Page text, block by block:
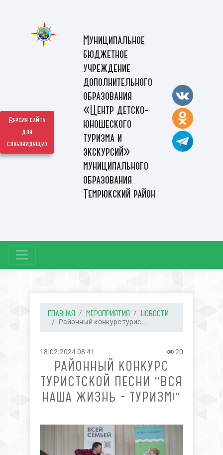
Версия сайта
для
слабовидящих
Муниципальное
бюджетное
учреждение
дополнительного
образования
«Центр детско-
юношеского
туризма и
экскурсий»
муниципального
образования
Темрюкский район
ГЛАВНАЯ МЕРОПРИЯТИЯ НОВОСТИ
Районный конкурс турис...
18.02.2024 08:41 20
РАЙОННЫЙ КОНКУРС
ТУРИСТСКОЙ ПЕСНИ "ВСЯ
НАША ЖИЗНЬ - ТУРИЗМ!"